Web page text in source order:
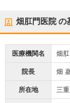
畑肛門医院の
医療機関名 畑
院長 畑
所在地 三